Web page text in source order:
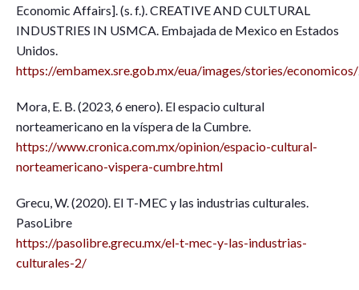
Economic Affairs]. (s. f.). CREATIVE AND CULTURAL
INDUSTRIES IN USMCA. Embajada de Mexico en Estados
Unidos.
https://embamex.sre.gob.mx/eua/images/stories/
Mora, E. B. (2023, 6 enero). El espacio cultural
norteamericano en la víspera de la Cumbre.
https://www.cronica.com.mx/opinion/espacio-cultural-
norteamericano-vispera-cumbre.html
Grecu, W. (2020). El T-MEC y las industrias culturales.
PasoLibre
https://pasolibre.grecu.mx/el-t-mec-y-las-industrias-
culturales-2/